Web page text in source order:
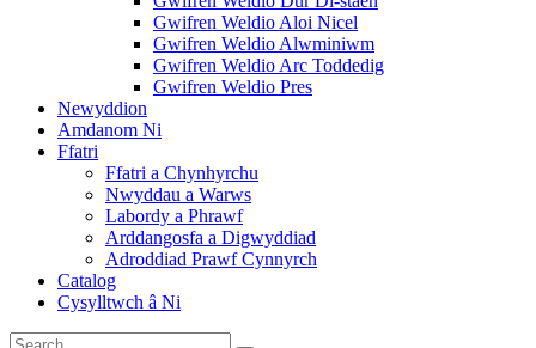
Gwifren Weldio Aloi Nicel
Gwifren Weldio Alwminiwm
Gwifren Weldio Arc Toddedig
Gwifren Weldio Pres
Newyddion
Amdanom Ni
Ffatri
Ffatri a Chynhyrchu
Nwyddau a Warws
Labordy a Phrawf
Arddangosfa a Digwyddiad
Adroddiad Prawf Cynnyrch
Catalog
Cysylltwch â Ni